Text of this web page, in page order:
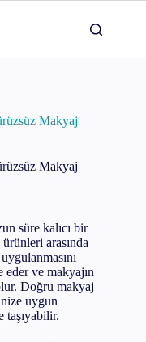
Makyaj
Makyaj
süre kalıcı bir
arasında
ve makyajın
Doğru makyaj
uygun
taşıyabilir.